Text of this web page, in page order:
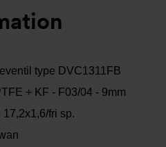
type DVC1311FB
+ KF - F03/04 - 9mm
fri sp.